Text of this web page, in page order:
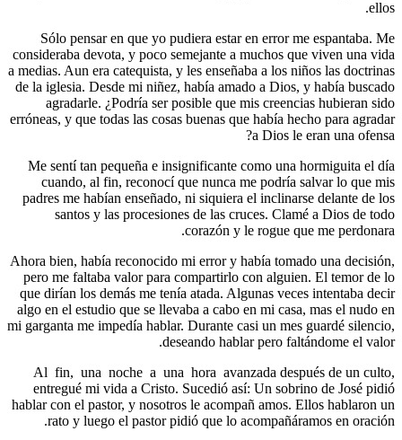
Sólo
a medias.
de la
erróneas, y
Me
padres
Ahora
pero me
que dirían
algo en el
mi garganta
Al fin,
hablar con
rato